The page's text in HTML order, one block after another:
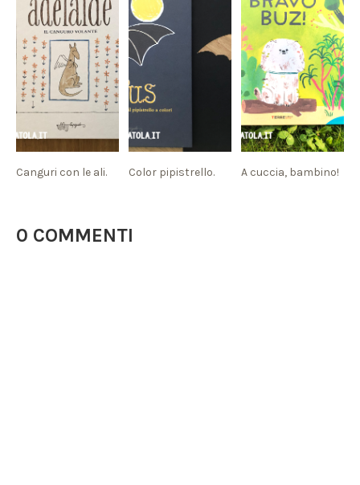
Canguri con le ali. Color pipistrello. A cuccia, bambino!
0 COMMENTI